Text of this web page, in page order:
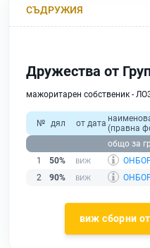
СЪДРУЖИЯ
Дружества от
мажоритарен собственик -
№ дял от дата (правна
общо за
1
50%
2
90%
виж сборни